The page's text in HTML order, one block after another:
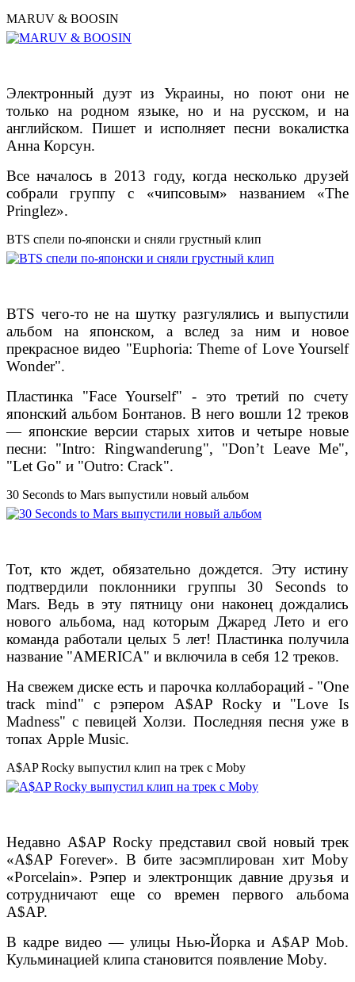
MARUV & BOOSIN
Электронный дуэт из Украины, но поют они не
только на родном языке, но и на русском, и на
английском. Пишет и исполняет песни вокалистка
Анна Корсун.
Все началось в 2013 году, когда несколько друзей
собрали группу с «чипсовым» названием «The
Pringlez».
BTS спели по-японски и сняли грустный клип
BTS чего-то не на шутку разгулялись и выпустили
альбом на японском, а вслед за ним и новое
прекрасное видео "Euphoria: Theme of Love Yourself
Wonder".
Пластинка "Face Yourself" - это третий по счету
японский альбом Бонтанов. В него вошли 12 треков
— японские версии старых хитов и четыре новые
песни: "Intro: Ringwanderung", "Don’t Leave Me",
"Let Go" и "Outro: Crack".
30 Seconds to Mars выпустили новый альбом
Тот, кто ждет, обязательно дождется. Эту истину
подтвердили поклонники группы 30 Seconds to
Mars. Ведь в эту пятницу они наконец дождались
нового альбома, над которым Джаред Лето и его
команда работали целых 5 лет! Пластинка получила
название "AMERICA" и включила в себя 12 треков.
На свежем диске есть и парочка коллабораций - "One
track mind" с рэпером A$AP Rocky и "Love Is
Madness" с певицей Холзи. Последняя песня уже в
топах Apple Music.
A$AP Rocky выпустил клип на трек с Moby
Недавно A$AP Rocky представил свой новый трек
«A$AP Forever». В бите засэмплирован хит Moby
«Porcelain». Рэпер и электронщик давние друзья и
сотрудничают еще со времен первого альбома
A$AP.
В кадре видео — улицы Нью-Йорка и A$AP Mob.
Кульминацией клипа становится появление Moby.